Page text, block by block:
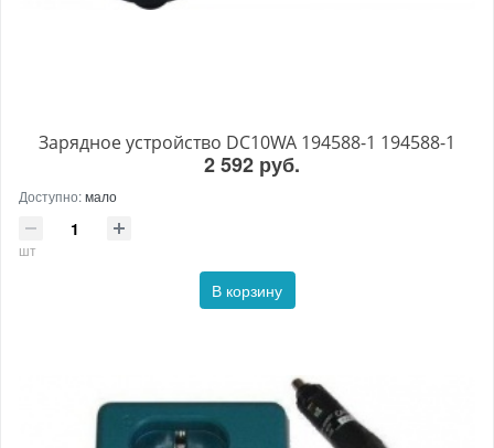
Зарядное устройство DC10WA 194588-1 194588-1
2 592 руб.
Доступно:мало
шт
В корзину